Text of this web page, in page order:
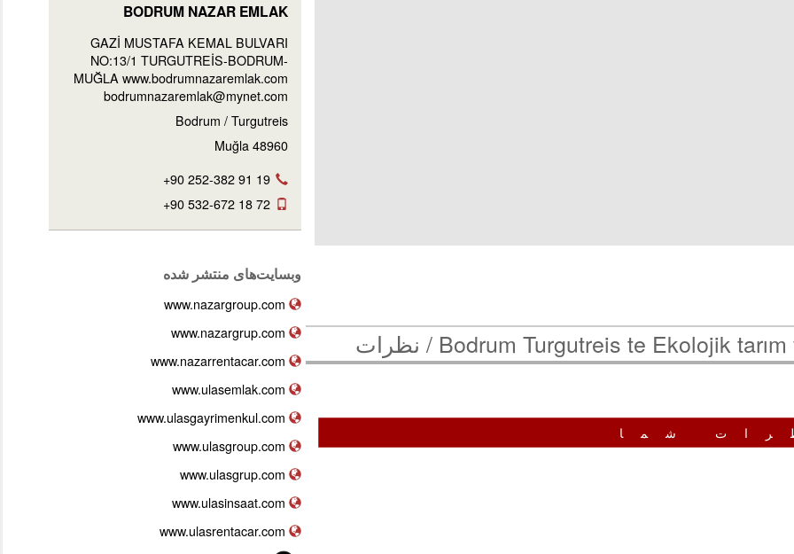
Bodrum Turgutreis te Ekolojik نظرات
شما
BODRUM NAZAR EMLAK
GAZİ MUSTAFA KEMAL BULVARI
NO:13/1 TURGUTREİS-BODRUM-
MUĞLA www.bodrumnazaremlak.com
bodrumnazaremlak@mynet.com
Bodrum / Turgutreis
48960 Muğla
+90 252-382 91 19
+90 532-672 18 72
وبسایت‌های منتشر شده